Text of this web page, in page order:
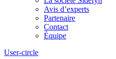
Avis d’experts
Partenaire
Contact
Équipe
User-circle